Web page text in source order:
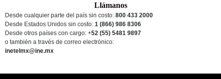
Llámanos
Desde cualquier parte del país sin costo: 800 433 2000
Desde Estados Unidos sin costo: 1 (866) 986 8306
Desde otros países con cargo: +52 (55) 5481 9897
o también a través de correo electrónico:
inetelmx@ine.mx